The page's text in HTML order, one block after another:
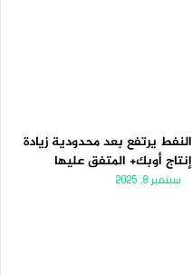
النفط يرتفع بعد محدودية زيادة
إنتاج أوبك+ المتفق عليها
سبتمبر 8, 2025